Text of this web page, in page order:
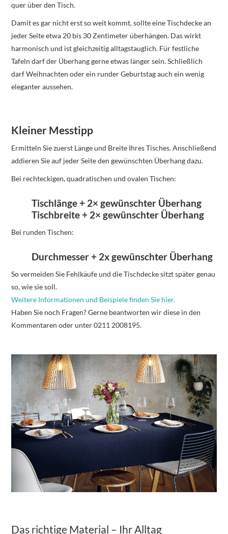
quer über den Tisch.
Damit es gar nicht erst so weit kommt, sollte eine Tischdecke an
jeder Seite etwa 20 bis 30 Zentimeter überhängen. Das wirkt
harmonisch und ist gleichzeitig alltagstauglich. Für festliche
Tafeln darf der Überhang gerne etwas länger sein. Schließlich
darf Weihnachten oder ein runder Geburtstag auch ein wenig
eleganter aussehen.
Kleiner Messtipp
Ermitteln Sie zuerst Länge und Breite Ihres Tisches. Anschließend
addieren Sie auf jeder Seite den gewünschten Überhang dazu.
Bei rechteckigen, quadratischen und ovalen Tischen:
Tischlänge + 2× gewünschter Überhang
Tischbreite + 2× gewünschter Überhang
Bei runden Tischen:
Durchmesser + 2x gewünschter Überhang
So vermeiden Sie Fehlkäufe und die Tischdecke sitzt später genau
so, wie sie soll.
Weitere Informationen und Beispiele finden Sie hier.
Haben Sie noch Fragen? Gerne beantworten wir diese in den
Kommentaren oder unter 0211 2008195.
Das richtige Material – Ihr Alltag